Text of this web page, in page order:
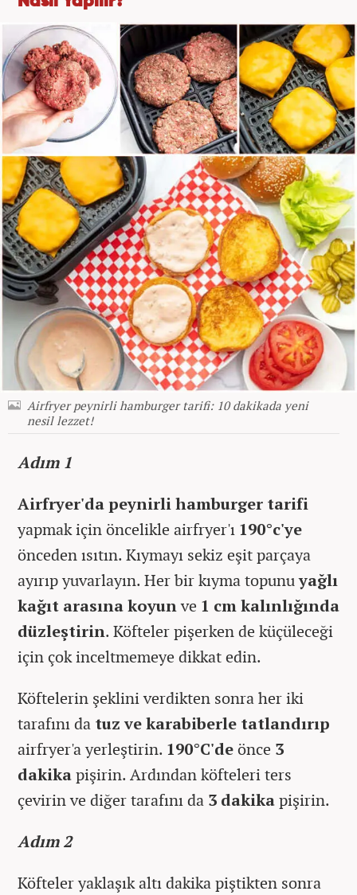
Airfryer peynirli hamburger tarifi: 10 dakikada yeni
nesil lezzet!
Adım 1
Airfryer'da peynirli hamburger tarifi
yapmak için öncelikle airfryer'ı 190°c'ye
önceden ısıtın. Kıymayı sekiz eşit parçaya
ayırıp yuvarlayın. Her bir kıyma topunuyağlı
kağıt arasına koyunve 1 cm kalınlığında
düzleştirin. Köfteler pişerken de küçüleceği
için çok inceltmemeye dikkat edin.
Köftelerin şeklini verdikten sonra her iki
tarafını da tuz ve karabiberle tatlandırıp
airfryer'a yerleştirin. 190°C'deönce 3
dakikapişirin. Ardından köfteleri ters
çevirin ve diğer tarafını da 3 dakikapişirin.
Adım 2
Köfteler yaklaşık altı dakika piştikten sonra